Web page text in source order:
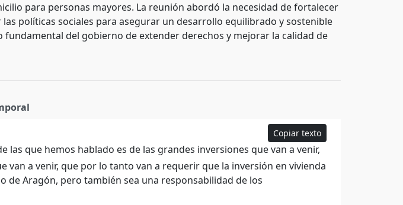
para personas mayores. La reunión abordó la necesidad de fortalecer
políticas sociales para asegurar un desarrollo equilibrado y sostenible
fundamental del gobierno de extender derechos y mejorar la calidad de
Copiar texto
las que hemos hablado es de las grandes inversiones que van a venir,
van a venir, que por lo tanto van a requerir que la inversión en vivienda
de Aragón, pero también sea una responsabilidad de los